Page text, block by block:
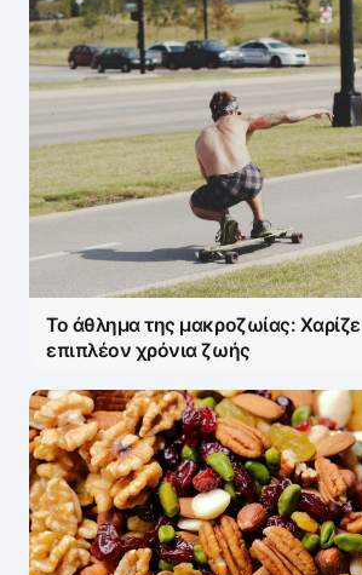
Το άθλημα της μακροζωίας:
επιπλέον χρόνια ζωής